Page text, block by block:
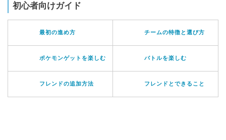
初心者向けガイド
最初の進め方 チームの特徴と選び方
ポケモンゲットを楽しむ バトルを楽しむ
フレンドの追加方法 フレンドとできること